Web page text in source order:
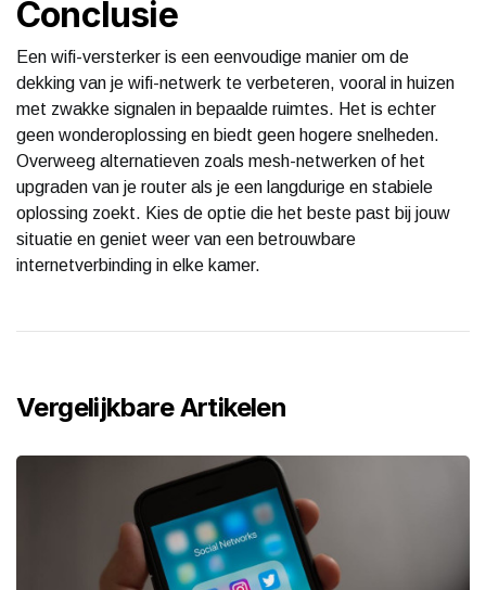
Conclusie
Een wifi-versterker is een eenvoudige manier om de
dekking van je wifi-netwerk te verbeteren, vooral in huizen
met zwakke signalen in bepaalde ruimtes. Het is echter
geen wonderoplossing en biedt geen hogere snelheden.
Overweeg alternatieven zoals mesh-netwerken of het
upgraden van je router als je een langdurige en stabiele
oplossing zoekt. Kies de optie die het beste past bij jouw
situatie en geniet weer van een betrouwbare
internetverbinding in elke kamer.
Vergelijkbare Artikelen